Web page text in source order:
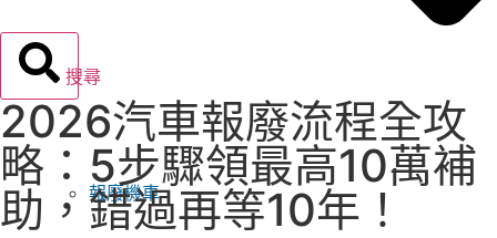
報廢機車
搜尋
2026汽車報廢流程全攻
略：5步驟領最高10萬補
助，錯過再等10年！